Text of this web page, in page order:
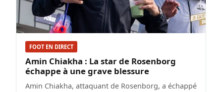
FOOT EN DIRECT
Amin Chiakha : La star de Rosenborg
échappe à une grave blessure
Amin Chiakha, attaquant de Rosenborg, a échappé